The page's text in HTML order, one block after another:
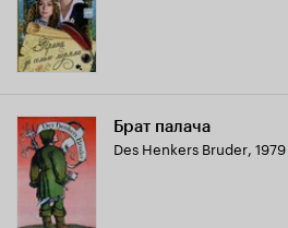
6.7
Брат палача
Des Henkers Bruder, 1979